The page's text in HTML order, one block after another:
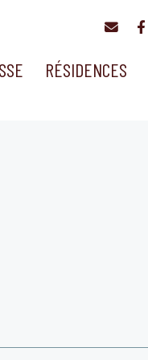
RÉSIDENCES